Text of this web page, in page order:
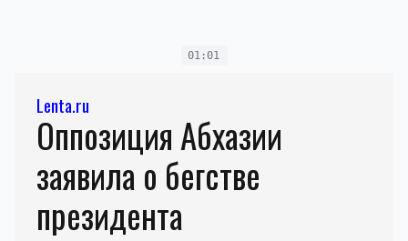
01:01
Lenta.ru
Оппозиция Абхазии
заявила о бегстве
президента